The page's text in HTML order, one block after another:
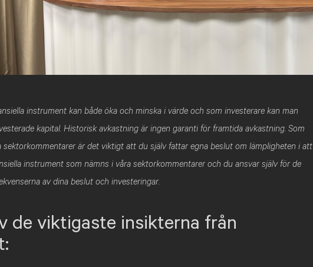
instrument kan både öka och minska i värde och som investerare kan man
kapital. Historisk avkastning är ingen garanti för framtida avkastning. Som
sektorkommentarer är det viktigt att du själv fattar egna beslut om lämpligheten i att
instrument som nämns i våra sektorkommentarer och du ansvar själv för de
av dina beslut och investeringar.
de viktigaste insikterna från